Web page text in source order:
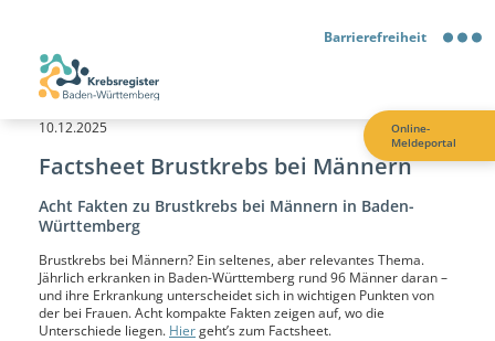
Barrierefreiheit
Barrierefreiheit
Kontrastmodus
Gebärdensprache
Leichte Sprache
10.12.2025
Factsheet Brustkrebs bei Männern
Acht Fakten zu Brustkrebs bei Männern in Baden-
Württemberg
Brustkrebs bei Männern? Ein seltenes, aber relevantes Thema.
Jährlich erkranken in Baden-Württemberg rund 96 Männer daran –
und ihre Erkrankung unterscheidet sich in wichtigen Punkten von
der bei Frauen. Acht kompakte Fakten zeigen auf, wo die
Unterschiede liegen. Hiergeht’s zum Factsheet.
Online-
Meldeportal